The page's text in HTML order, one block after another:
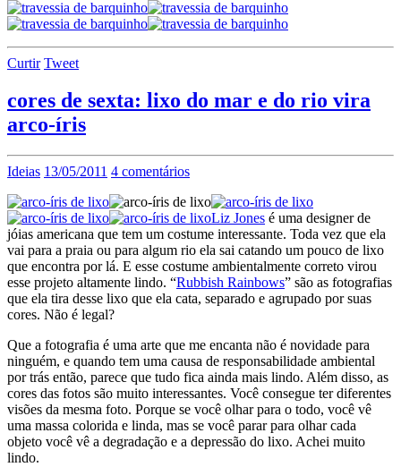
Curtir Tweet
cores de sexta: lixo do mar e do rio vira
arco-íris
Ideias 13/05/2011 4 comentários
Liz Jones é uma designer de
jóias americana que tem um costume interessante. Toda vez que ela
vai para a praia ou para algum rio ela sai catando um pouco de lixo
que encontra por lá. E esse costume ambientalmente correto virou
esse projeto altamente lindo. “Rubbish Rainbows” são as fotografias
que ela tira desse lixo que ela cata, separado e agrupado por suas
cores. Não é legal?
Que a fotografia é uma arte que me encanta não é novidade para
ninguém, e quando tem uma causa de responsabilidade ambiental
por trás então, parece que tudo fica ainda mais lindo. Além disso, as
cores das fotos são muito interessantes. Você consegue ter diferentes
visões da mesma foto. Porque se você olhar para o todo, você vê
uma massa colorida e linda, mas se você parar para olhar cada
objeto você vê a degradação e a depressão do lixo. Achei muito
lindo.